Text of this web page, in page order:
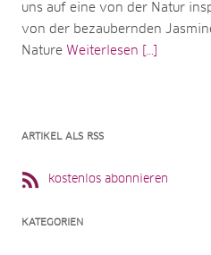
uns auf eine von der Natur
von der bezaubernden
Nature Weiterlesen [...]
ARTIKEL ALS RSS
kostenlos abonnieren
KATEGORIEN